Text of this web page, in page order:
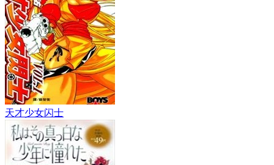
天才少女闪士